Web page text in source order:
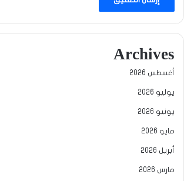
Archives
أغسطس 2026
يوليو 2026
يونيو 2026
مايو 2026
أبريل 2026
مارس 2026